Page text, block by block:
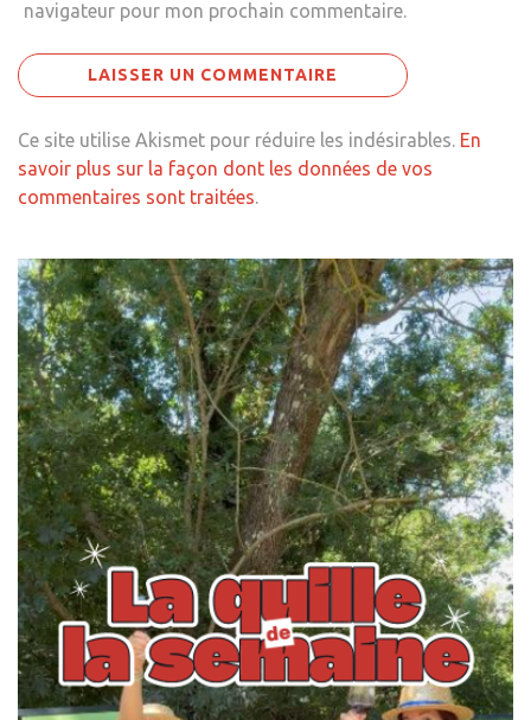
navigateur pour mon prochain commentaire.
Ce site utilise Akismet pour réduire les indésirables. En
savoir plus sur la façon dont les données de vos
commentaires sont traitées.